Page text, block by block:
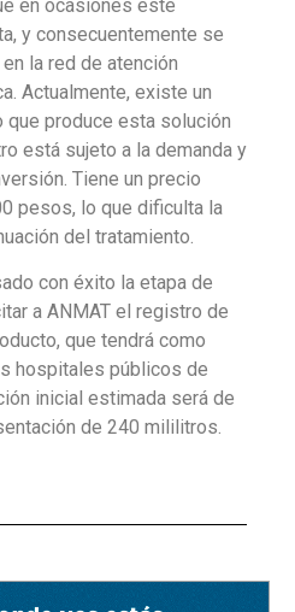
en ocasiones este
y consecuentemente se
la red de atención
Actualmente, existe un
produce esta solución
está sujeto a la demanda y
Tiene un precio
pesos, lo que dificulta la
del tratamiento.
con éxito la etapa de
a ANMAT el registro de
que tendrá como
hospitales públicos de
inicial estimada será de
de 240 mililitros.